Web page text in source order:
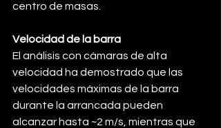
centro de masas.
Velocidad de la barra
El análisis con cámaras de alta
velocidad ha demostrado que las
velocidades máximas de la barra
durante la arrancada pueden
alcanzar hasta ~2 m/s, mientras que